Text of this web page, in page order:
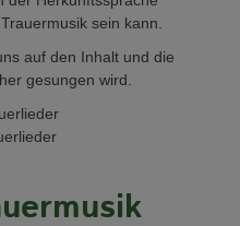
sein kann.
auf den Inhalt und die
gesungen wird.